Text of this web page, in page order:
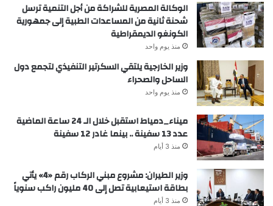
الوكالة المصرية للشراكة من أجل التنمية ترسل
شحنة ثانية من المساعدات الطبية إلى جمهورية
الكونغو الديمقراطية
منذ يوم واحد
وزير الخارجية يلتقي السكرتير التنفيذي لتجمع دول
الساحل والصحراء
منذ يوم واحد
ميناء_دمياط استقبل خلال الـ 24 ساعة الماضية
عدد 13 سفينة .. بينما غادر 12 سفينة
منذ 3 أيام
وزير الطيران: مشروع مبني الركاب رقم «4» يأتي
بطاقة استيعابية تصل إلى 40 مليون راكب سنوياً
منذ 3 أيام